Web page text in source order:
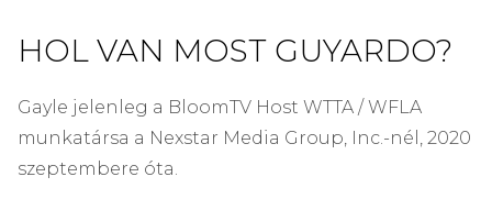
HOL VAN MOST GUYARDO?
Gayle jelenleg a BloomTV Host WTTA / WFLA
munkatársa a Nexstar Media Group, Inc.-nél, 2020
szeptembere óta.